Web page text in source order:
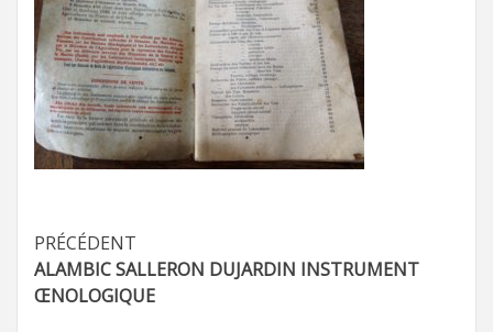
Navigation
d’article
PRÉCÉDENT
ALAMBIC SALLERON DUJARDIN INSTRUMENT
ŒNOLOGIQUE